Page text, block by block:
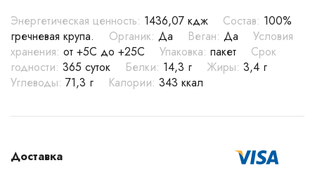
Энергетическая ценность: 1436,07 кдж Состав: 100%
гречневая крупа.
Органик: Да Веган: Да
Условия
хранения: от +5C до +25С Упаковка: пакет
Срок
годности: 365 суток Белки: 14,3 г Жиры: 3,4 г
Углеводы: 71,3 г Калории: 343 ккал
Доставка